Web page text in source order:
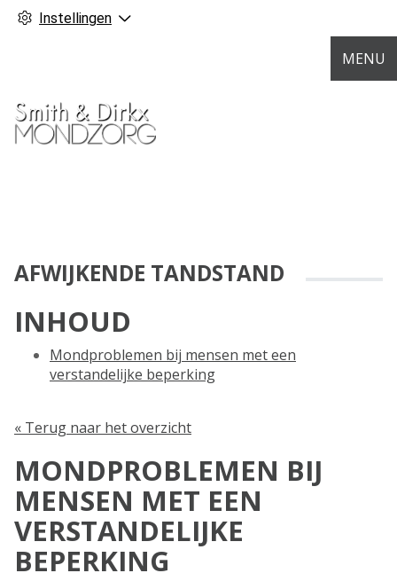
Instellingen
MENU
AFWIJKENDE TANDSTAND
INHOUD
Mondproblemen bij mensen met een
verstandelijke beperking
« Terug naar het overzicht
MONDPROBLEMEN BIJ
MENSEN MET EEN
VERSTANDELIJKE
BEPERKING